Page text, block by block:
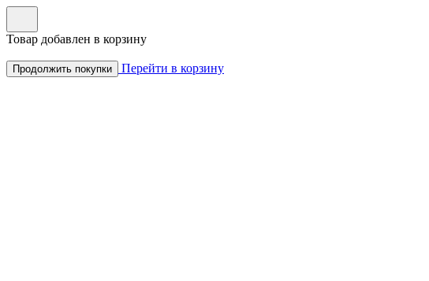
Товар добавлен в корзину
Продолжить покупки Перейти в корзину